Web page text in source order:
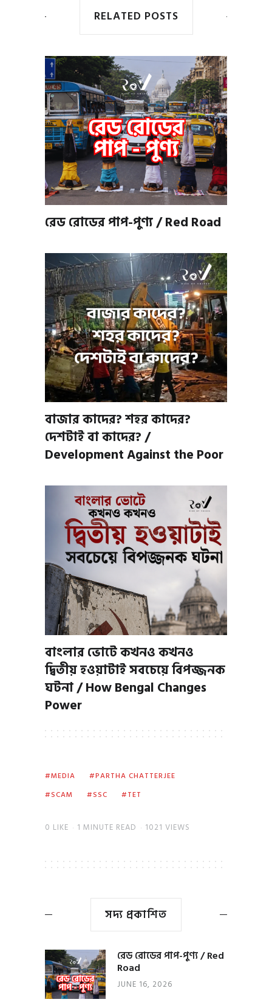
RELATED POSTS
রেড রোডের পাপ-পুণ্য / Red Road
বাজার কাদের? শহর কাদের?
দেশটাই বা কাদের? /
Development Against the Poor
বাংলার ভোটে কখনও কখনও
দ্বিতীয় হওয়াটাই সবচেয়ে বিপজ্জনক
ঘটনা / How Bengal Changes
Power
MEDIA
PARTHA CHATTERJEE
SCAM
SSC TET
0 LIKE 1 MINUTE READ 1021 VIEWS
সদ্য প্রকাশিত
রেড রোডের পাপ-পুণ্য / Red
Road
JUNE 16, 2026